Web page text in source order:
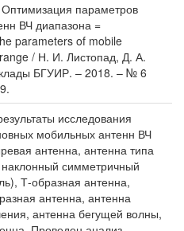
параметров
ВЧ диапазона =
parameters of mobile
/ Н. И. Листопад, Д. А.
БГУИР. – 2018. – № 6
исследования
мобильных антенн ВЧ
антенна, антенна типа
симметричный
Т-образная антенна,
антенна, антенна
антенна бегущей волны,